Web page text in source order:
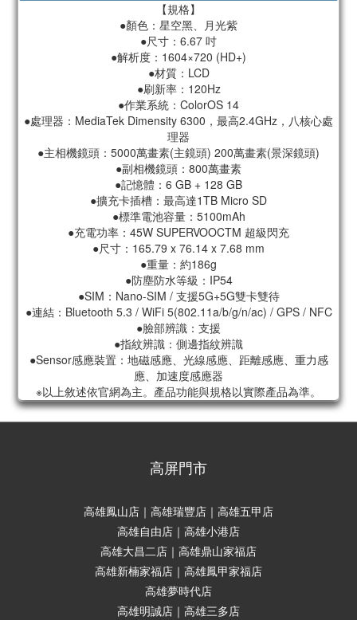
【規格】
●顏色：星空黑、月光紫
●尺寸：6.67 吋
●解析度：1604×720 (HD+)
●材質：LCD
●刷新率：120Hz
●作業系統：ColorOS 14
●處理器：MediaTek Dimensity 6300，最高2.4GHz，八核心處
理器
●主相機鏡頭：5000萬畫素(主鏡頭) 200萬畫素(景深鏡頭)
●副相機鏡頭：800萬畫素
●記憶體：6 GB + 128 GB
●擴充卡插槽：最高達1TB Micro SD
●標準電池容量：5100mAh
●充電功率：45W SUPERVOOCTM 超級閃充
●尺寸：165.79 x 76.14 x 7.68 mm
●重量：約186g
●防塵防水等級：IP54
●SIM：Nano-SIM / 支援5G+5G雙卡雙待
●連結：Bluetooth 5.3 / WiFi 5(802.11a/b/g/n/ac) / GPS / NFC
●臉部辨識：支援
●指紋辨識：側邊指紋辨識
●Sensor感應裝置：地磁感應、光線感應、距離感應、重力感
應、加速度感應器
※以上敘述依官網為主。產品功能與規格以實際產品為準。
高屏門市
高雄鳳山店｜高雄瑞豐店｜高雄五甲店
高雄自由店｜高雄小港店
高雄大昌二店｜高雄鼎山家福店
高雄新楠家福店｜高雄鳳甲家福店
高雄夢時代店
高雄明誠店｜高雄三多店